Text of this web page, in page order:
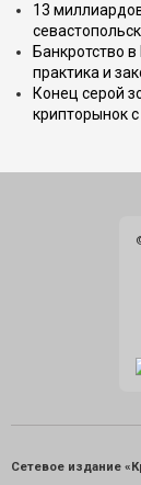
13
Банкротство
практика и
Конец серой
крипторынок
Сетевое издание